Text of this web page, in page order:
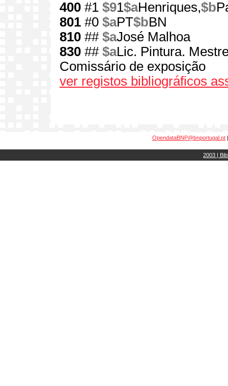
400 #1 $91$aHenriques,$b
801 #0 $aPT$bBN
810 ## $aJosé Malhoa
830 ## $aLic. Pintura.
Comissário de exposição
ver registos bibliográficos
OpendataBNP@bnportugal.pt
2003 |